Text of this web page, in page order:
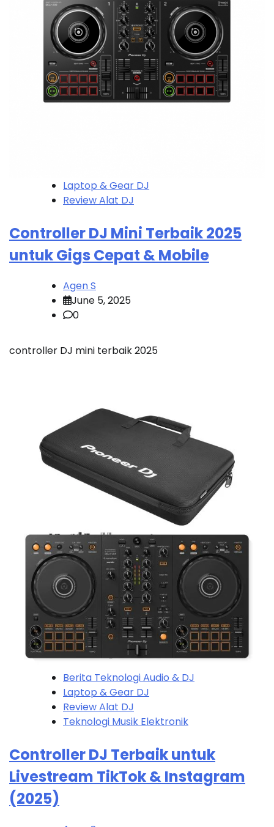
Laptop & Gear DJ
Review Alat DJ
Controller DJ Mini Terbaik 2025
untuk Gigs Cepat & Mobile
Agen S
June 5, 2025
0
controller DJ mini terbaik 2025
Berita Teknologi Audio & DJ
Laptop & Gear DJ
Review Alat DJ
Teknologi Musik Elektronik
Controller DJ Terbaik untuk
Livestream TikTok & Instagram
(2025)